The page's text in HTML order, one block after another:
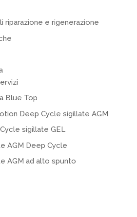
riparazione e rigenerazione
Blue Top
Deep Cycle sigillate AGM
sigillate GEL
AGM Deep Cycle
AGM ad alto spunto